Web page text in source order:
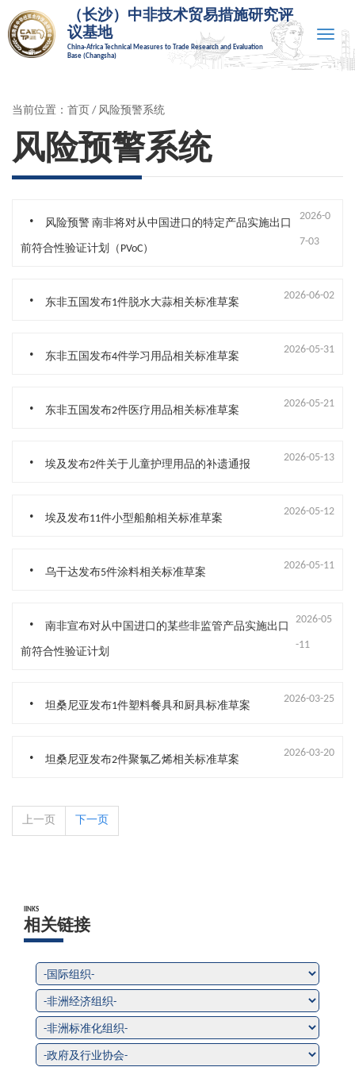
（长沙）中非技术贸易措施研究评
议基地
China-Africa Technical Measures to Trade Research and Evaluation
Base (Changsha)
Toggle
当前位置： 首页 / 风险预警系统
风险预警系统
. 风险预警 南非将对从中国进口的特定产品实施出口
前符合性验证计划（PVoC）
2026-0
7-03
. 东非五国发布1件脱水大蒜相关标准草案
2026-06-02
. 东非五国发布4件学习用品相关标准草案
2026-05-31
. 东非五国发布2件医疗用品相关标准草案
2026-05-21
. 埃及发布2件关于儿童护理用品的补遗通报
2026-05-13
. 埃及发布11件小型船舶相关标准草案
2026-05-12
. 乌干达发布5件涂料相关标准草案
2026-05-11
. 南非宣布对从中国进口的某些非监管产品实施出口
前符合性验证计划
2026-05
-11
. 坦桑尼亚发布1件塑料餐具和厨具标准草案
2026-03-25
. 坦桑尼亚发布2件聚氯乙烯相关标准草案
2026-03-20
上一页 下一页
lINKS
相关链接